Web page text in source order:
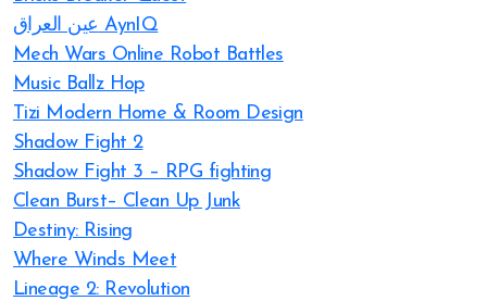
عين العراق AynIQ
Mech Wars Online Robot Battles
Music Ballz Hop
Tizi Modern Home & Room Design
Shadow Fight 2
Shadow Fight 3 – RPG fighting
Clean Burst– Clean Up Junk
Destiny: Rising
Where Winds Meet
Lineage 2: Revolution